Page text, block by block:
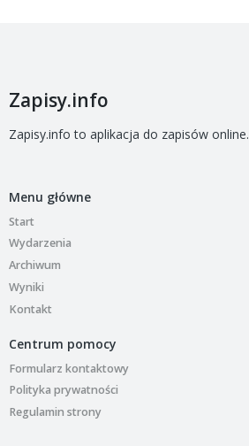
Zapisy.info
Zapisy.info to aplikacja do zapisów online.
Menu główne
Start
Wydarzenia
Archiwum
Wyniki
Kontakt
Centrum pomocy
Formularz kontaktowy
Polityka prywatności
Regulamin strony